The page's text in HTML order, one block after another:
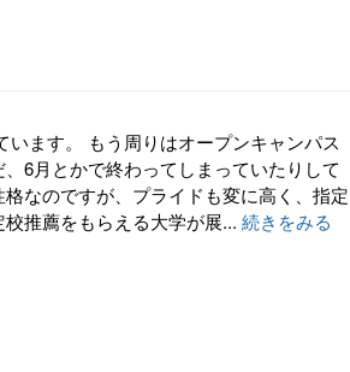
ます。 もう周りはオープンキャンパス
6月とかで終わってしまっていたりして
なのですが、プライドも変に高く、指定
推薦をもらえる大学が展... 続きをみる